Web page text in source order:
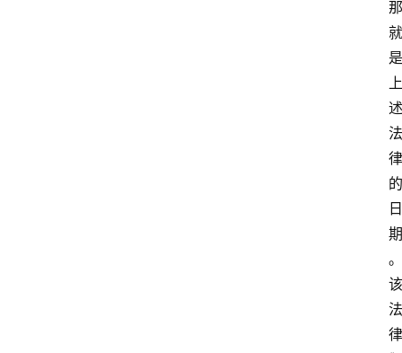
那
就
是
上
述
法
律
的
日
期
。
该
法
律